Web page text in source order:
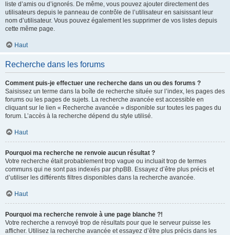
liste d’amis ou d’ignorés. De même, vous pouvez ajouter directement des
utilisateurs depuis le panneau de contrôle de l’utilisateur en saisissant leur
nom d’utilisateur. Vous pouvez également les supprimer de vos listes depuis
cette même page.
Haut
Recherche dans les forums
Comment puis-je effectuer une recherche dans un ou des forums ?
Saisissez un terme dans la boîte de recherche située sur l’index, les pages des
forums ou les pages de sujets. La recherche avancée est accessible en
cliquant sur le lien « Recherche avancée » disponible sur toutes les pages du
forum. L’accès à la recherche dépend du style utilisé.
Haut
Pourquoi ma recherche ne renvoie aucun résultat ?
Votre recherche était probablement trop vague ou incluait trop de termes
communs qui ne sont pas indexés par phpBB. Essayez d’être plus précis et
d’utiliser les différents filtres disponibles dans la recherche avancée.
Haut
Pourquoi ma recherche renvoie à une page blanche ?!
Votre recherche a renvoyé trop de résultats pour que le serveur puisse les
afficher. Utilisez la recherche avancée et essayez d’être plus précis dans les